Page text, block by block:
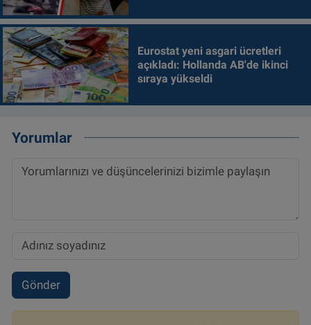
Eurostat yeni asgari ücretleri
açıkladı: Hollanda AB'de ikinci
sıraya yükseldi
Yorumlar
Gönder